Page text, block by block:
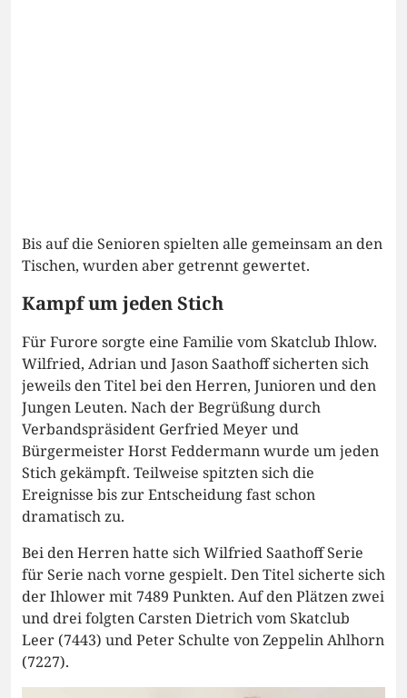
Bis auf die Senioren spielten alle gemeinsam an den
Tischen, wurden aber getrennt gewertet.
Kampf um jeden Stich
Für Furore sorgte eine Familie vom Skatclub Ihlow.
Wilfried, Adrian und Jason Saathoff sicherten sich
jeweils den Titel bei den Herren, Junioren und den
Jungen Leuten. Nach der Begrüßung durch
Verbandspräsident Gerfried Meyer und
Bürgermeister Horst Feddermann wurde um jeden
Stich gekämpft. Teilweise spitzten sich die
Ereignisse bis zur Entscheidung fast schon
dramatisch zu.
Bei den Herren hatte sich Wilfried Saathoff Serie
für Serie nach vorne gespielt. Den Titel sicherte sich
der Ihlower mit 7489 Punkten. Auf den Plätzen zwei
und drei folgten Carsten Dietrich vom Skatclub
Leer (7443) und Peter Schulte von Zeppelin Ahlhorn
(7227).